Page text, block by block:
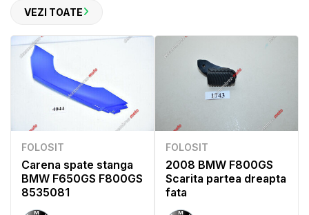
VEZI TOATE
FOLOSIT
Carena spate stanga
BMW F650GS F800GS
8535081
FOLOSIT
2008 BMW F800GS
Scarita partea dreapta
fata